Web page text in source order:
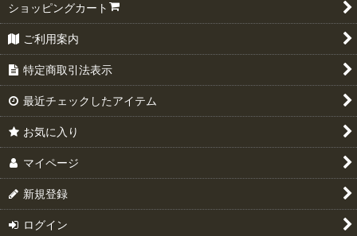
ショッピングカート
ご利用案内
特定商取引法表示
最近チェックしたアイテム
お気に入り
マイページ
新規登録
ログイン